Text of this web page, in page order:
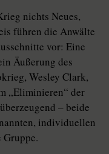
nichts Neues,
führen die Anwälte
vor: Eine
Äußerung des
Wesley Clark,
„Eliminieren“ der
– beide
individuellen